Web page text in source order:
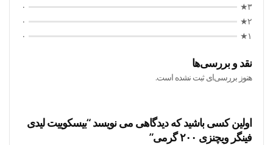
۳★
۰
۲★
۰
۱★
۰
نقد و بررسی‌ها
هنوز بررسی‌ای ثبت نشده است.
اولین کسی باشید که دیدگاهی می نویسد “بیسکوییت لیدی
فینگر ویچنزی ۲۰۰ گرمی”